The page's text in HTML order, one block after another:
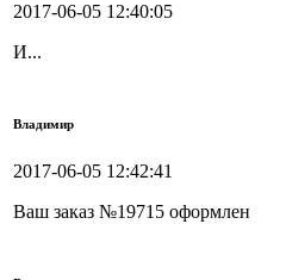
2017-06-05 12:40:05
И...
Владимир
2017-06-05 12:42:41
Ваш заказ №19715 оформлен